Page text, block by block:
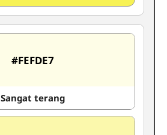
#FEFDE7
Sangat terang